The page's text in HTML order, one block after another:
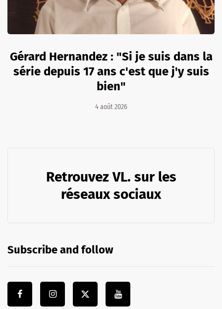
Gérard Hernandez : "Si je suis dans la
série depuis 17 ans c'est que j'y suis
bien"
4 août 2026
Retrouvez VL. sur les
réseaux sociaux
Subscribe and follow